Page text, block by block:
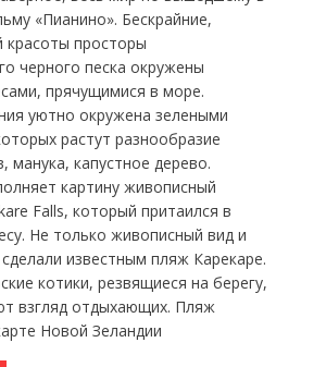
«Пианино». Бескрайние,
красоты просторы
черного песка окружены
прячущимися в море.
уютно окружена зелеными
растут разнообразие
манука, капустное дерево.
картину живописный
Falls, который притаился в
Не только живописный вид и
известным пляж Карекаре.
котики, резвящиеся на берегу,
взгляд отдыхающих. Пляж
Новой Зеландии